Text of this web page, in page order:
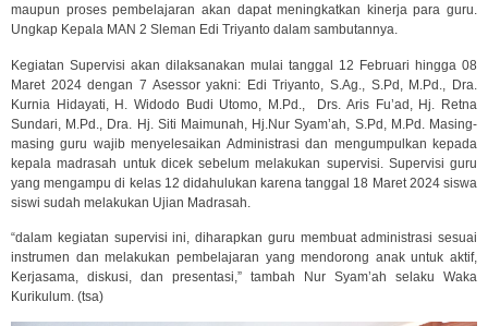
maupun proses pembelajaran akan dapat meningkatkan kinerja para guru.
Ungkap Kepala MAN 2 Sleman Edi Triyanto dalam sambutannya.
Kegiatan Supervisi akan dilaksanakan mulai tanggal 12 Februari hingga 08
Maret 2024 dengan 7 Asessor yakni: Edi Triyanto, S.Ag., S.Pd, M.Pd., Dra.
Kurnia Hidayati, H. Widodo Budi Utomo, M.Pd., Drs. Aris Fu’ad, Hj. Retna
Sundari, M.Pd., Dra. Hj. Siti Maimunah, Hj.Nur Syam’ah, S.Pd, M.Pd. Masing-
masing guru wajib menyelesaikan Administrasi dan mengumpulkan kepada
kepala madrasah untuk dicek sebelum melakukan supervisi. Supervisi guru
yang mengampu di kelas 12 didahulukan karena tanggal 18 Maret 2024 siswa
siswi sudah melakukan Ujian Madrasah.
“dalam kegiatan supervisi ini, diharapkan guru membuat administrasi sesuai
instrumen dan melakukan pembelajaran yang mendorong anak untuk aktif,
Kerjasama, diskusi, dan presentasi,” tambah Nur Syam’ah selaku Waka
Kurikulum. (tsa)